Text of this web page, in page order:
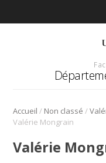
Accueil / Non classé /
Valérie Mongrain
Valérie